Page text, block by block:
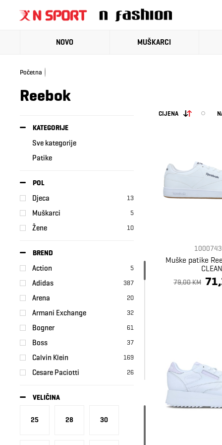
NOVO MUŠKARCI
Početna
Reebok
KATEGORIJE
Sve kategorije
Patike
POL
Djeca 13
Muškarci 5
Žene 10
BREND
Action 5
Adidas 387
Arena 20
Armani Exchange 32
Bogner 61
Boss 37
Calvin Klein 169
Cesare Paciotti 26
Coperminer
Crocs
VELIČINA
25 28 30
CIJENA
Muške patike
CLEAN
79,00 KM